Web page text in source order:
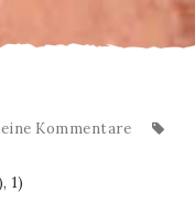
Kommentare
1)